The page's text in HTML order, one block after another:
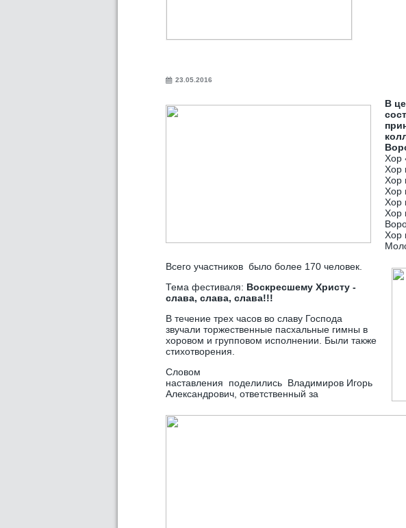
23.05.2016
В
Хор
Хор
Хор
Хор
Хор
Хор
Хор
Всего участников было более 170 человек.
Тема фестиваля: Воскресшему Христу -
слава, слава, слава!!!
В течение трех часов во славу Господа
звучали торжественные пасхальные гимны в
хоровом и групповом исполнении. Были также
стихотворения.
Словом
наставления поделились Владимиров Игорь
Александрович, ответственный за